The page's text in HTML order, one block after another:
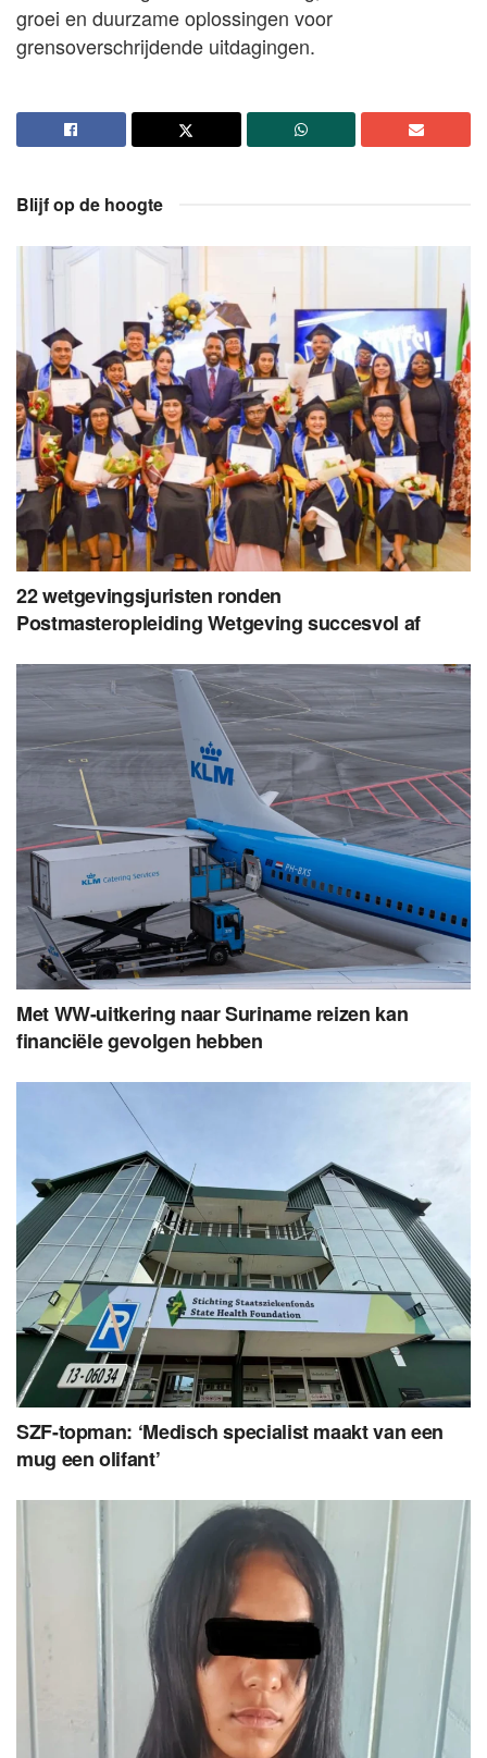
groei en duurzame oplossingen voor
grensoverschrijdende uitdagingen.
Blijf op de hoogte
22 wetgevingsjuristen ronden
Postmasteropleiding Wetgeving succesvol af
Met WW-uitkering naar Suriname reizen kan
financiële gevolgen hebben
SZF-topman: ‘Medisch specialist maakt van een
mug een olifant’